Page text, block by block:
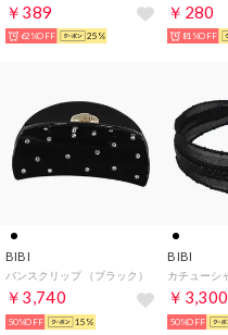
￥389
62%OFF 25%
￥280
81%OFF
BIBI
バンスクリップ （ブラック）
￥3,740
50%OFF 15%
BIBI
￥3,300
50%OFF